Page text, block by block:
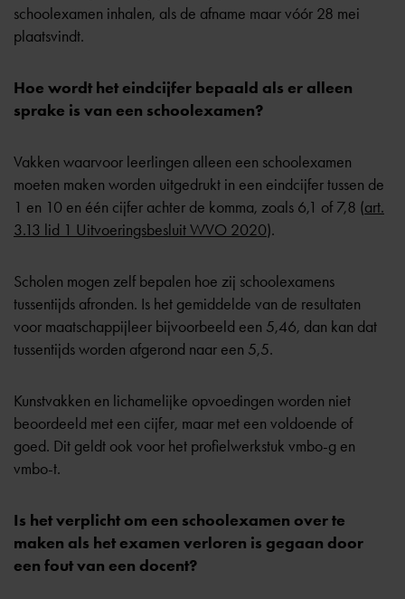
schoolexamen inhalen, als de afname maar vóór 28 mei
plaatsvindt.
Hoe wordt het eindcijfer bepaald als er alleen
sprake is van een schoolexamen?
Vakken waarvoor leerlingen alleen een schoolexamen
moeten maken worden uitgedrukt in een eindcijfer tussen de
1 en 10 en één cijfer achter de komma, zoals 6,1 of 7,8 (art.
3.13 lid 1 Uitvoeringsbesluit WVO 2020).
Scholen mogen zelf bepalen hoe zij schoolexamens
tussentijds afronden. Is het gemiddelde van de resultaten
voor maatschappijleer bijvoorbeeld een 5,46, dan kan dat
tussentijds worden afgerond naar een 5,5.
Kunstvakken en lichamelijke opvoedingen worden niet
beoordeeld met een cijfer, maar met een voldoende of
goed. Dit geldt ook voor het profielwerkstuk vmbo-g en
vmbo-t.
Is het verplicht om een schoolexamen over te
maken als het examen verloren is gegaan door
een fout van een docent?